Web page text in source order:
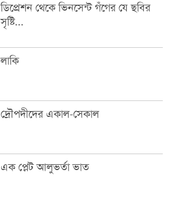
ডিপ্রেশন থেকে ভিনসেন্ট গঁগের যে ছবির
সৃষ্টি...
লাকি
দ্রৌপদীদের একাল-সেকাল
এক প্লেট আলুভর্তা ভাত